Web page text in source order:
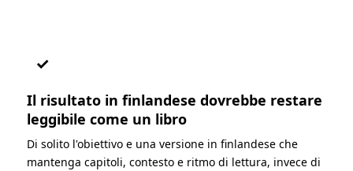
✓
Il risultato in finlandese dovrebbe restare
leggibile come un libro
Di solito l'obiettivo e una versione in finlandese che
mantenga capitoli, contesto e ritmo di lettura, invece di